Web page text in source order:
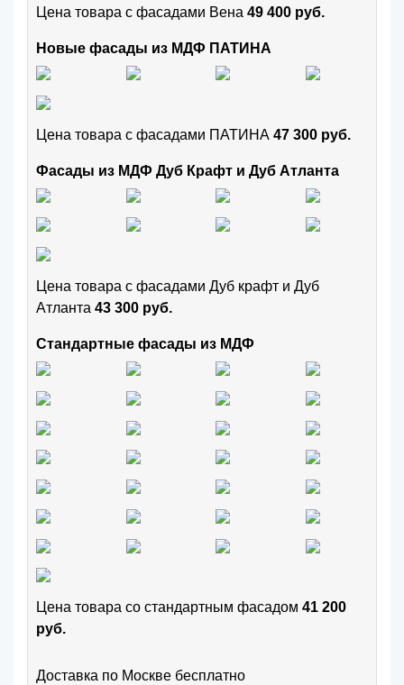
Цена товара с фасадами Вена 49 400 руб.
Новые фасады из МДФ ПАТИНА
Цена товара с фасадами ПАТИНА 47 300 руб.
Фасады из МДФ Дуб Крафт и Дуб Атланта
Цена товара с фасадами Дуб крафт и Дуб
Атланта 43 300 руб.
Стандартные фасады из МДФ
Цена товара cо стандартным фасадом 41 200
руб.
Доставка по Москве бесплатно